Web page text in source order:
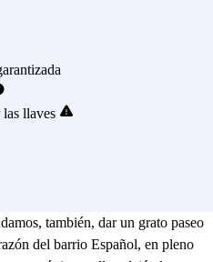
Golfo es de fácil acceso, seguro
a pie de la famosa plaza
la ciudad italiana de Nápoles.
visitar dejando tu coche aquí,
a otros lugares icónicos como
la Piazza Plebiscito), el famoso
también, dar un grato paseo
del barrio Español, en pleno
las llaves